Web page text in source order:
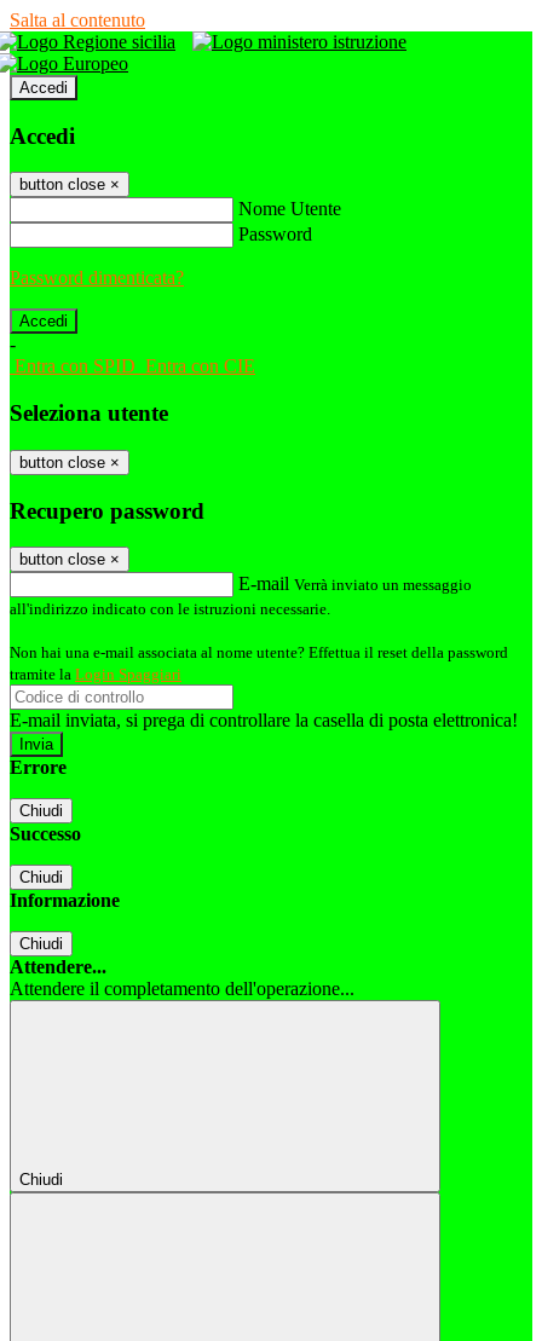
Salta al contenuto
Accedi
Accedi
button close ×
Nome Utente
Password
Password dimenticata?
-
Entra con SPID Entra con CIE
Seleziona utente
button close ×
Recupero password
button close ×
E-mail Verrà inviato un messaggio
all'indirizzo indicato con le istruzioni necessarie.
Non hai una e-mail associata al nome utente? Effettua il reset della password
tramite la Login Spaggiari
E-mail inviata, si prega di controllare la casella di posta elettronica!
Errore
Chiudi
Successo
Chiudi
Informazione
Chiudi
Attendere...
Attendere il completamento dell'operazione...
Chiudi